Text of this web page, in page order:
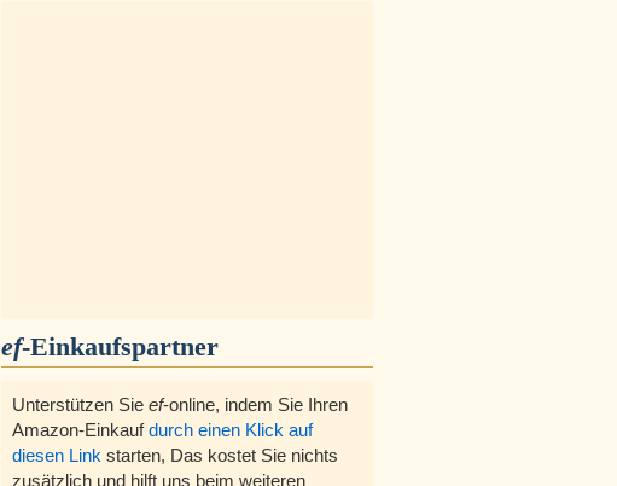
ef-Einkaufspartner
Unterstützen Sie ef-online, indem Sie Ihren
Amazon-Einkaufdurch einen Klick auf
diesen Link starten, Das kostet Sie nichts
zusätzlich und hilft uns beim weiteren